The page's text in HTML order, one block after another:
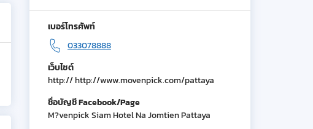
เบอร์โทรศัพท์
033078888
เว็บไซต์
http:// http://www.movenpick.com/pattaya
ชื่อบัญชี Facebook/Page
M?venpick Siam Hotel Na Jomtien Pattaya